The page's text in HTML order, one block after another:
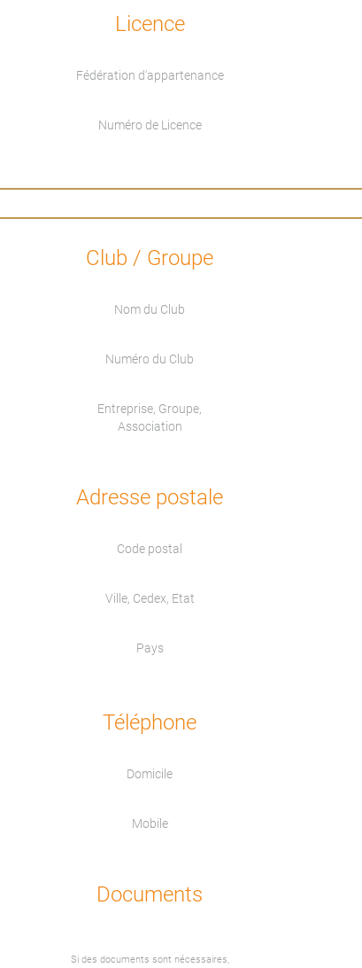
Licence
Fédération d'appartenance
Numéro de Licence
Club / Groupe
Nom du Club
Numéro du Club
Entreprise, Groupe,
Association
Adresse postale
Code postal
Ville, Cedex, Etat
Pays
Téléphone
Domicile
Mobile
Documents
Si des documents sont nécessaires,